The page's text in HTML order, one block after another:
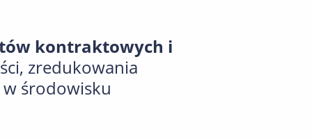
kontraktowych i
zredukowania
środowisku